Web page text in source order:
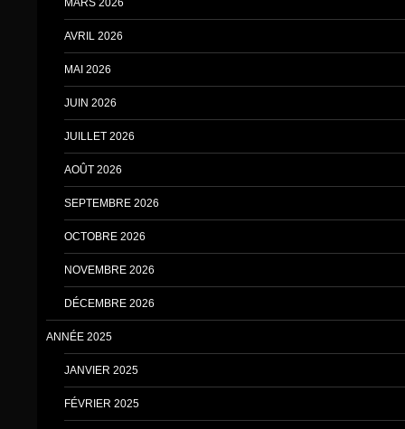
MARS 2026
AVRIL 2026
MAI 2026
JUIN 2026
JUILLET 2026
AOÛT 2026
SEPTEMBRE 2026
OCTOBRE 2026
NOVEMBRE 2026
DÉCEMBRE 2026
ANNÉE 2025
JANVIER 2025
FÉVRIER 2025